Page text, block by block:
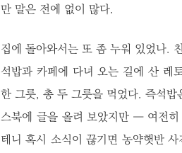
만 말은 전에 없이 많다.
집에 돌아와서는 또 좀 누워 있었나.
석밥과 카페에 다녀 오는 길에 산 레
한 그릇, 총 두 그릇을 먹었다. 즉석
스북에 글을 올려 보았지만 ― 여전
테니 혹시 소식이 끊기면 농약햇반